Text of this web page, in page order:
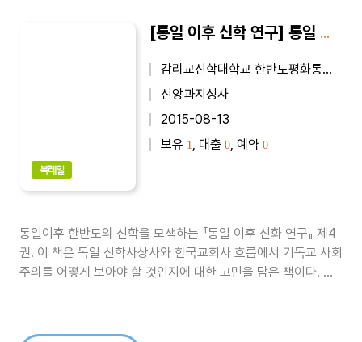
북레일
[통일 이후 신학 연구] 통일 이후 신학 연구 4
감리교신학대학교 한반도평화통일신학연구소
신앙과지성사
2015-08-13
보유 1 , 대출 0 , 예약 0
통일이후 한반도의 신학을 모색하는 『통일 이후 신화 연구』 제4
권. 이 책은 독일 신학사상사와 한국교회사 흐름에서 기독교 사회
주의를 어떻게 보아야 할 것인지에 대한 고민을 담은 책이다. 특